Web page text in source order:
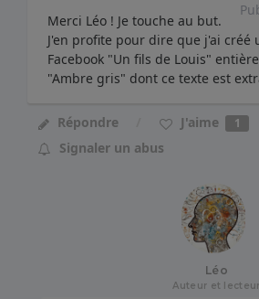
Merci Léo ! Je touche au but.
J'en profite pour dire que j'ai créé
Facebook "Un fils de Louis"
"Ambre gris" dont ce texte est
Répondre J'aime 1
Signaler un abus
Léo
Auteur et lecteur